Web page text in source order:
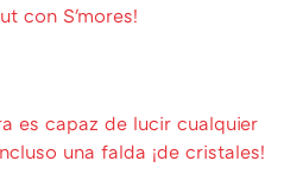
con S'mores!
es capaz de lucir cualquier
una falda ¡de cristales!